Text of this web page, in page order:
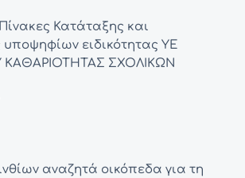
Κατάταξης και
υποψηφίων ειδικότητας ΥΕ
ΚΑΘΑΡΙΟΤΗΤΑΣ ΣΧΟΛΙΚΩΝ
αναζητά οικόπεδα για τη